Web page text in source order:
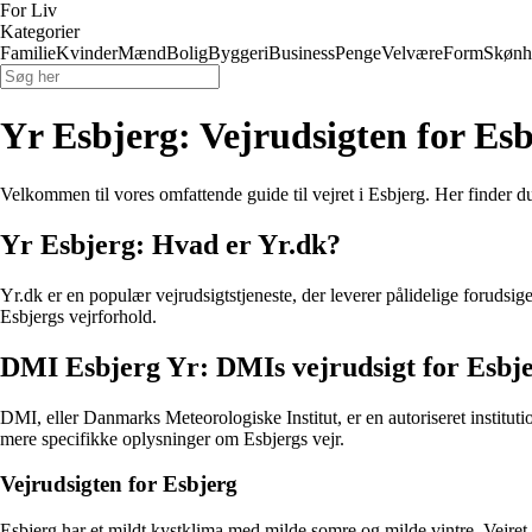
For Liv
Kategorier
FamilieKvinderMændBoligByggeriBusinessPengeVelværeForm
Yr Esbjerg: Vejrudsigten for
Velkommen til vores omfattende guide til vejret i Esbjerg. Her finder
Yr Esbjerg: Hvad er Yr.dk?
Yr.dk er en populær vejrudsigtstjeneste, der leverer pålidelige
Esbjergs vejrforhold.
DMI Esbjerg Yr: DMIs vejrudsigt for
DMI, eller Danmarks Meteorologiske Institut, er en autoriseret
mere specifikke oplysninger om Esbjergs vejr.
Vejrudsigten for Esbjerg